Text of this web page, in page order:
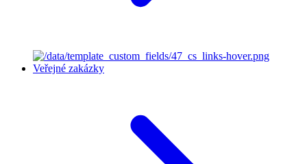
Veřejné zakázky